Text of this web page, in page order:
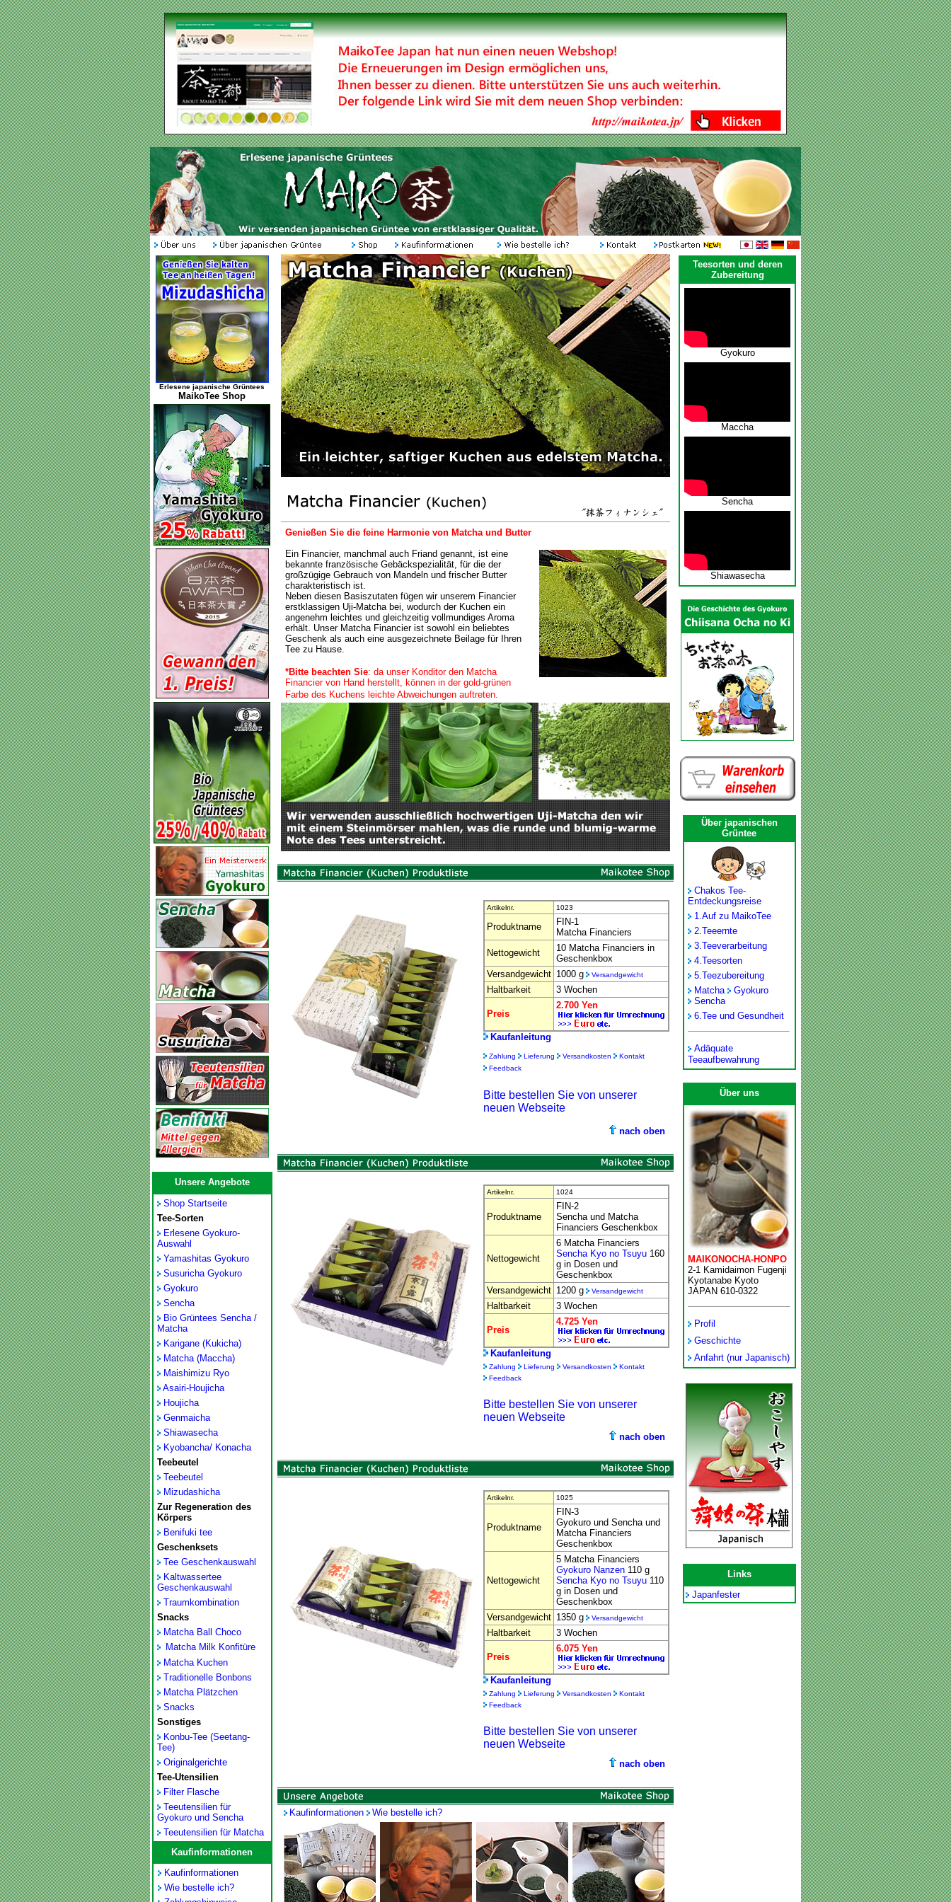
Erlesene japanische Grüntees
MaikoTee Shop
Unsere Angebote
Shop Startseite
Tee-Sorten
Erlesene Gyokuro-
Auswahl
Yamashitas Gyokuro
Susuricha Gyokuro
Gyokuro
Sencha
Bio Grüntees Sencha /
Matcha
Karigane (Kukicha)
Matcha (Maccha)
Maishimizu Ryo
Asairi-Houjicha
Houjicha
Genmaicha
Shiawasecha
Kyobancha/ Konacha
Teebeutel
Teebeutel
Mizudashicha
Zur Regeneration des
Körpers
Benifuki tee
Geschenksets
Tee Geschenkauswahl
Kaltwassertee
Geschenkauswahl
Traumkombination
Snacks
Matcha Ball Choco
Matcha Milk Konfitüre
Matcha Kuchen
Traditionelle Bonbons
Matcha Plätzchen
Snacks
Sonstiges
Konbu-Tee (Seetang-
Tee)
Originalgerichte
Tee-Utensilien
Filter Flasche
Teeutensilien für
Gyokuro und Sencha
Teeutensilien für Matcha
Kaufinformationen
Kaufinformationen
Wie bestelle ich?
Genießen Sie die feine Harmonie von Matcha und Butter
Ein Financier, manchmal auch Friand genannt, ist eine
bekannte französische Gebäckspezialität, für die der
großzügige Gebrauch von Mandeln und frischer Butter
charakteristisch ist.
Neben diesen Basiszutaten fügen wir unserem Financier
erstklassigen Uji-Matcha bei, wodurch der Kuchen ein
angenehm leichtes und gleichzeitig vollmundiges Aroma
erhält. Unser Matcha Financier ist sowohl ein beliebtes
Geschenk als auch eine ausgezeichnete Beilage für Ihren
Tee zu Hause.
*Bitte beachten Sie: da unser Konditor den Matcha
Financier von Hand herstellt, können in der gold-grünen
Farbe des Kuchens leichte Abweichungen auftreten.
Artikelnr. 1023
Produktname
FIN-1
Matcha Financiers
Nettogewicht
10 Matcha Financiers in
Geschenkbox
Versandgewicht 1000 g Versandgewicht
Haltbarkeit 3 Wochen
Preis
2.700 Yen
Kaufanleitung
Zahlung Lieferung Versandkosten
Kontakt
Feedback
Bitte bestellen Sie von unserer
neuen Webseite
nach oben
Artikelnr. 1024
Produktname
FIN-2
Sencha und Matcha
Financiers Geschenkbox
Nettogewicht
6 Matcha Financiers
Sencha Kyo no Tsuyu 160
g in Dosen und
Geschenkbox
Versandgewicht 1200 g Versandgewicht
Haltbarkeit 3 Wochen
Preis
4.725 Yen
Kaufanleitung
Zahlung Lieferung Versandkosten
Kontakt
Feedback
Bitte bestellen Sie von unserer
neuen Webseite
nach oben
Artikelnr. 1025
Produktname
FIN-3
Gyokuro und Sencha und
Matcha Financiers
Geschenkbox
Nettogewicht
5 Matcha Financiers
Gyokuro Nanzen 110 g
Sencha Kyo no Tsuyu 110
g in Dosen und
Geschenkbox
Versandgewicht 1350 g Versandgewicht
Haltbarkeit 3 Wochen
Preis
6.075 Yen
Kaufanleitung
Zahlung Lieferung Versandkosten
Kontakt
Feedback
Bitte bestellen Sie von unserer
neuen Webseite
nach oben
Kaufinformationen Wie bestelle ich?
Teesorten und deren
Zubereitung
Gyokuro
Maccha
Sencha
Shiawasecha
Über japanischen
Grüntee
Chakos Tee-
Entdeckungsreise
1.Auf zu MaikoTee
2.Teeernte
3.Teeverarbeitung
4.Teesorten
5.Teezubereitung
Matcha
Gyokuro
Sencha
6.Tee und Gesundheit
Adäquate
Teeaufbewahrung
Über uns
MAIKONOCHA-HONPO
2-1 Kamidaimon Fugenji
Kyotanabe Kyoto
JAPAN 610-0322
Profil
Geschichte
Anfahrt (nur Japanisch)
Links
Japanfester